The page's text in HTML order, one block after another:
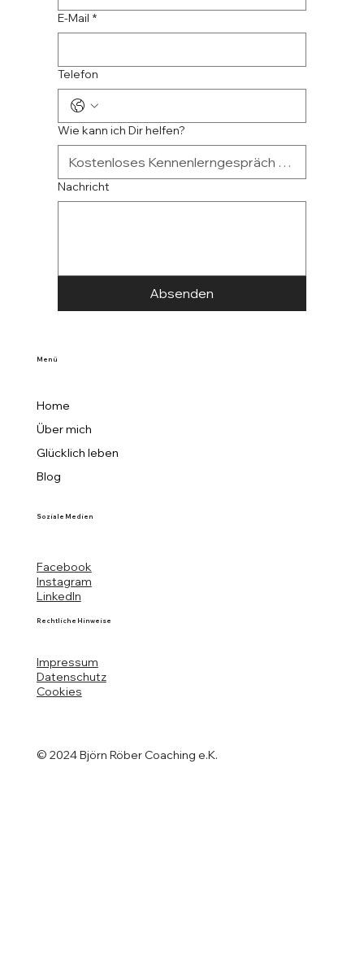
Facebook
Instagram
LinkedIn
Soziale Medien
Impressum
Datenschutz
Cookies
Rechtliche Hinweise
Home
Über mich
Glücklich leben
Blog
Menü
E-Mail *
Telefon
Wie kann ich Dir helfen?
Nachricht
Absenden
© 2024 Björn Röber Coaching e.K.